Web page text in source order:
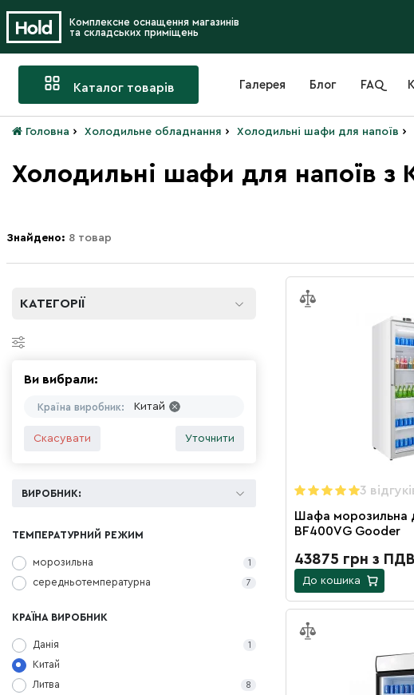
Комплексне оснащення магазинів
та складських приміщень
Каталог товарів Галерея Блог FAQ
Головна › Холодильне обладнання › Холодильні шафи для напоїв ›
Холодильні шафи для напоїв з
Знайдено: 8 товар
КАТЕГОРІЇ
Ви вибрали:
Країна виробник: Китай
Скасувати Уточнити
ВИРОБНИК:
ТЕМПЕРАТУРНИЙ РЕЖИМ
морозильна 1
середньотемпературна 7
КРАЇНА ВИРОБНИК
Данія 1
Китай
Литва
8
3
Шафа морозильна
BF400VG Gooder
43875 грн з ПДВ
До кошика